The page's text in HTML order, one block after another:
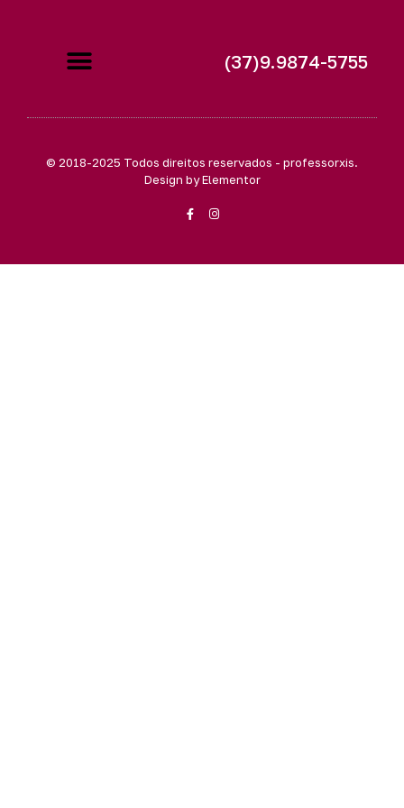
(37)9.9874-5755
© 2018-2025 Todos direitos reservados - professorxis.
Design by Elementor